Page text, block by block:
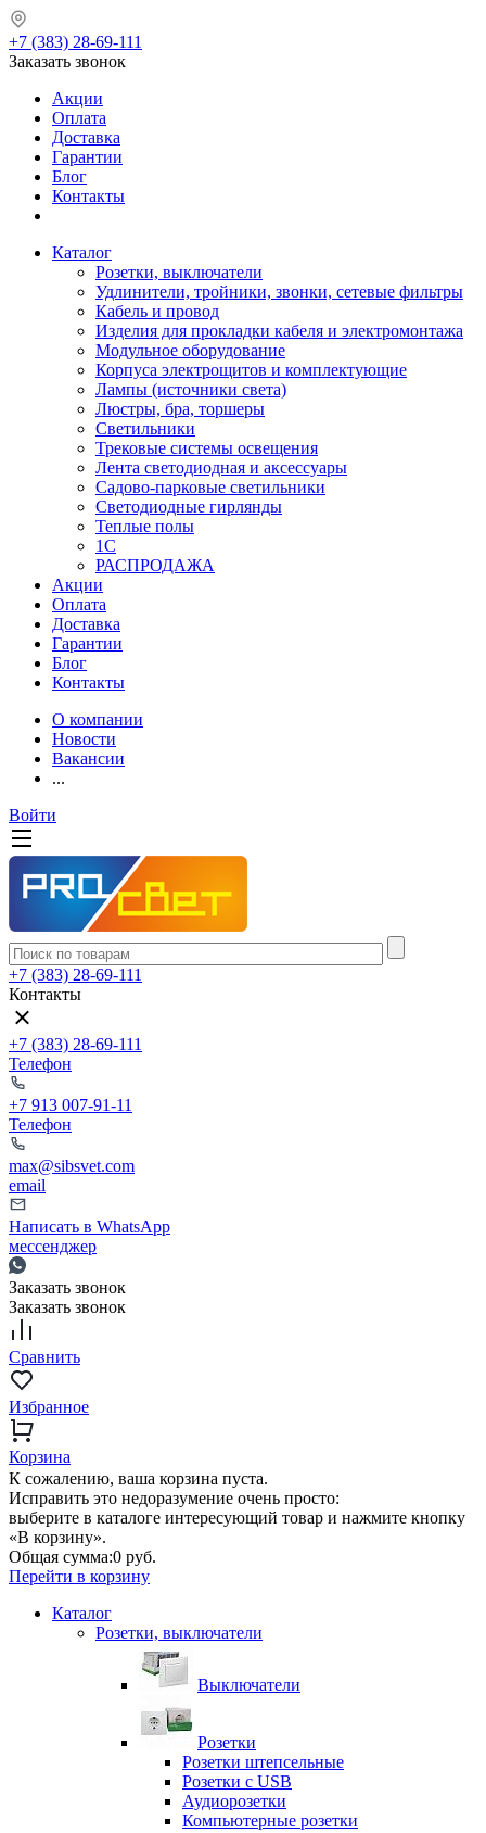
+7 (383) 28-69-111
Заказать звонок
Акции
Оплата
Доставка
Гарантии
Блог
Контакты
Каталог
Розетки, выключатели
Удлинители, тройники, звонки, сетевые фильтры
Кабель и провод
Изделия для прокладки кабеля и электромонтажа
Модульное оборудование
Корпуса электрощитов и комплектующие
Лампы (источники света)
Люстры, бра, торшеры
Светильники
Трековые системы освещения
Лента светодиодная и аксессуары
Садово-парковые светильники
Светодиодные гирлянды
Теплые полы
1С
РАСПРОДАЖА
Акции
Оплата
Доставка
Гарантии
Блог
Контакты
О компании
Новости
Вакансии
...
Войти
+7 (383) 28-69-111
Контакты
+7 (383) 28-69-111
Телефон
+7 913 007-91-11
Телефон
max@sibsvet.com
email
Написать в WhatsApp
мессенджер
Заказать звонок
Заказать звонок
Сравнить
Избранное
Корзина
К сожалению, ваша корзина пуста.
Исправить это недоразумение очень просто:
выберите в каталоге интересующий товар и нажмите кнопку
«В корзину».
Общая сумма:0 руб.
Перейти в корзину
Каталог
Розетки, выключатели
Выключатели
Розетки
Розетки штепсельные
Розетки с USB
Аудиорозетки
Компьютерные розетки